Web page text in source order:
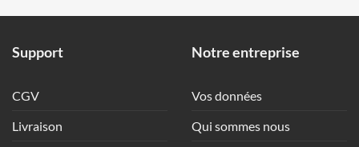
Support
CGV
Livraison
Notre entreprise
Vos données
Qui sommes nous